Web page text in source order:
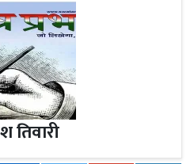
के वैभव वर्मा के हत्यारों पर
से मिलकर किया मांग
तिवारी